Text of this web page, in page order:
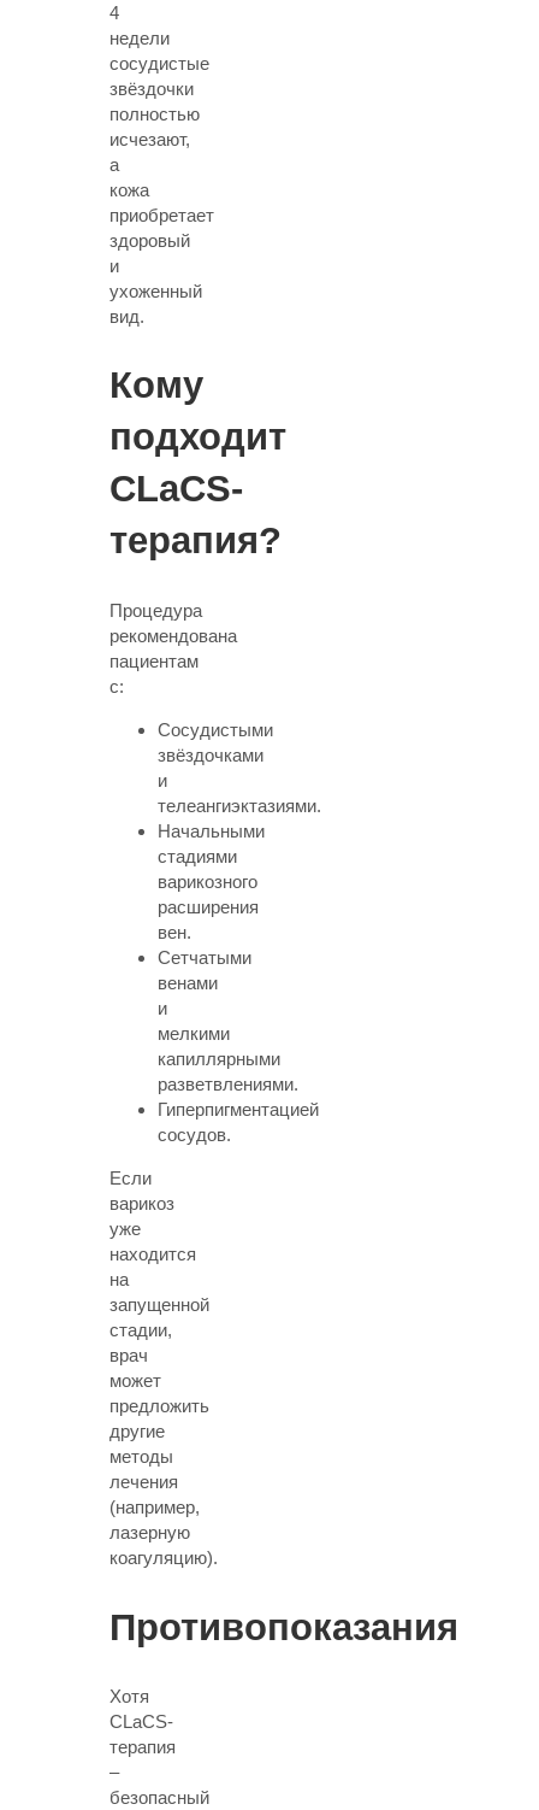
4
недели
сосудистые
звёздочки
полностью
исчезают,
а
кожа
приобретает
здоровый
и
ухоженный
вид.
Кому
подходит
CLaCS-
терапия?
Процедура
рекомендована
пациентам
с:
Сосудистыми
звёздочками
и
телеангиэктазиями.
Начальными
стадиями
варикозного
расширения
вен.
Сетчатыми
венами
и
мелкими
капиллярными
разветвлениями.
Гиперпигментацией
сосудов.
Если
варикоз
уже
находится
на
запущенной
стадии,
врач
может
предложить
другие
методы
лечения
(например,
лазерную
коагуляцию).
Противопоказания
Хотя
CLaCS-
терапия
–
безопасный